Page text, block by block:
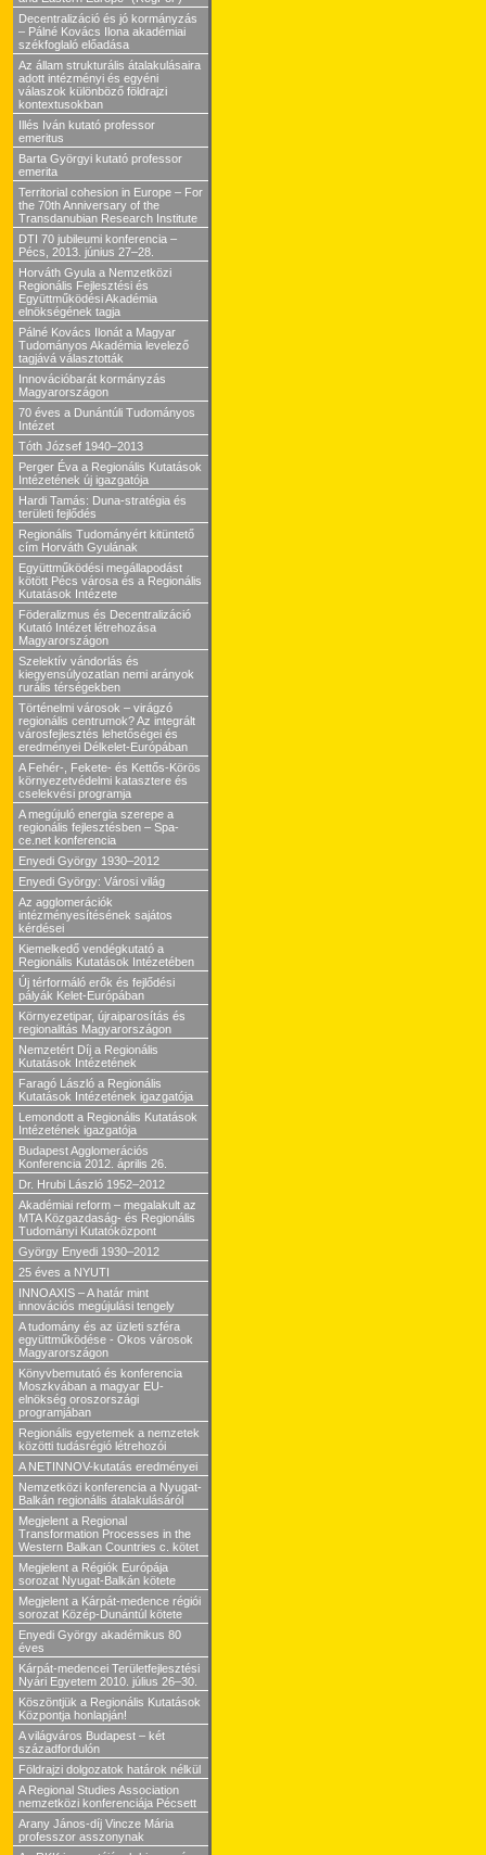
Decentralizáció és jó kormányzás
– Pálné Kovács Ilona akadémiai
székfoglaló előadása
Az állam strukturális átalakulásaira
adott intézményi és egyéni
válaszok különböző földrajzi
kontextusokban
Illés Iván kutató professor
emeritus
Barta Györgyi kutató professor
emerita
Territorial cohesion in Europe – For
the 70th Anniversary of the
Transdanubian Research Institute
DTI 70 jubileumi konferencia –
Pécs, 2013. június 27–28.
Horváth Gyula a Nemzetközi
Regionális Fejlesztési és
Együttműködési Akadémia
elnökségének tagja
Pálné Kovács Ilonát a Magyar
Tudományos Akadémia levelező
tagjává választották
Innovációbarát kormányzás
Magyarországon
70 éves a Dunántúli Tudományos
Intézet
Tóth József 1940–2013
Perger Éva a Regionális Kutatások
Intézetének új igazgatója
Hardi Tamás: Duna-stratégia és
területi fejlődés
Regionális Tudományért kitüntető
cím Horváth Gyulának
Együttműködési megállapodást
kötött Pécs városa és a Regionális
Kutatások Intézete
Föderalizmus és Decentralizáció
Kutató Intézet létrehozása
Magyarországon
Szelektív vándorlás és
kiegyensúlyozatlan nemi arányok
rurális térségekben
Történelmi városok – virágzó
regionális centrumok? Az integrált
városfejlesztés lehetőségei és
eredményei Délkelet-Európában
A Fehér-, Fekete- és Kettős-Körös
környezetvédelmi katasztere és
cselekvési programja
A megújuló energia szerepe a
regionális fejlesztésben – Spa-
ce.net konferencia
Enyedi György 1930–2012
Enyedi György: Városi világ
Az agglomerációk
intézményesítésének sajátos
kérdései
Kiemelkedő vendégkutató a
Regionális Kutatások Intézetében
Új térformáló erők és fejlődési
pályák Kelet-Európában
Környezetipar, újraiparosítás és
regionalitás Magyarországon
Nemzetért Díj a Regionális
Kutatások Intézetének
Faragó László a Regionális
Kutatások Intézetének igazgatója
Lemondott a Regionális Kutatások
Intézetének igazgatója
Budapest Agglomerációs
Konferencia 2012. április 26.
Dr. Hrubi László 1952–2012
Akadémiai reform – megalakult az
MTA Közgazdaság- és Regionális
Tudományi Kutatóközpont
György Enyedi 1930–2012
25 éves a NYUTI
INNOAXIS – A határ mint
innovációs megújulási tengely
A tudomány és az üzleti szféra
együttműködése - Okos városok
Magyarországon
Könyvbemutató és konferencia
Moszkvában a magyar EU-
elnökség oroszországi
programjában
Regionális egyetemek a nemzetek
közötti tudásrégió létrehozói
A NETINNOV-kutatás eredményei
Nemzetközi konferencia a Nyugat-
Balkán regionális átalakulásáról
Megjelent a Regional
Transformation Processes in the
Western Balkan Countries c. kötet
Megjelent a Régiók Európája
sorozat Nyugat-Balkán kötete
Megjelent a Kárpát-medence régiói
sorozat Közép-Dunántúl kötete
Enyedi György akadémikus 80
éves
Kárpát-medencei Területfejlesztési
Nyári Egyetem 2010. július 26–30.
Köszöntjük a Regionális Kutatások
Központja honlapján!
A világváros Budapest – két
századfordulón
Földrajzi dolgozatok határok nélkül
A Regional Studies Association
nemzetközi konferenciája Pécsett
Arany János-díj Vincze Mária
professzor asszonynak